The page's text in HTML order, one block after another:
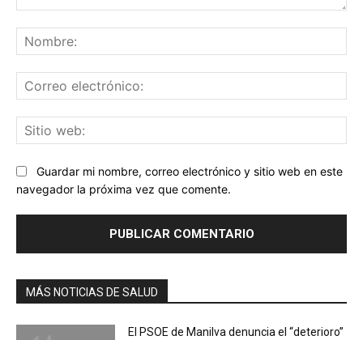
Guardar mi nombre, correo electrónico y sitio web en este
navegador la próxima vez que comente.
MÁS NOTICIAS DE SALUD
El PSOE de Manilva denuncia el “deterioro”